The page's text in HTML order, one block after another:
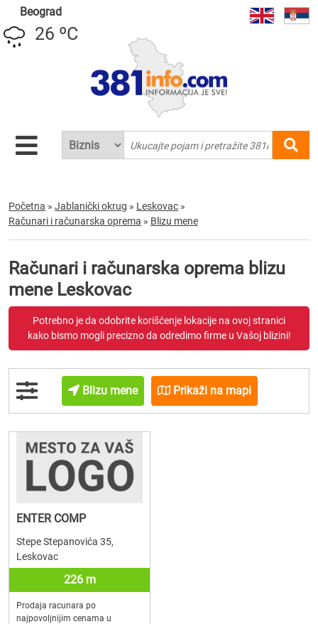
Beograd
26 ºC
Početna » Jablanički okrug » Leskovac »
Računari i računarska oprema » Blizu mene
Računari i računarska oprema blizu
mene Leskovac
Potrebno je da odobrite korišćenje lokacije na ovoj stranici
kako bismo mogli precizno da odredimo firme u Vašoj blizini!
Blizu mene Prikaži na mapi
ENTER COMP
Stepe Stepanovića 35,
Leskovac
226 m
Prodaja racunara po
najpovoljnijim cenama u